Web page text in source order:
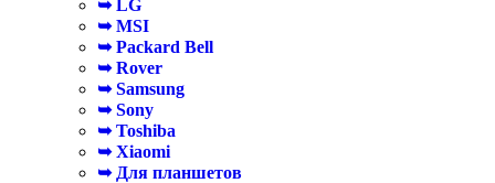
➥ LG
➥ MSI
➥ Packard Bell
➥ Rover
➥ Samsung
➥ Sony
➥ Toshiba
➥ Xiaomi
➥ Для планшетов